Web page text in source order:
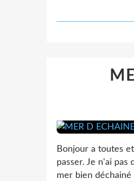
Bonjour a toutes
passer. Je n'ai
mer bien